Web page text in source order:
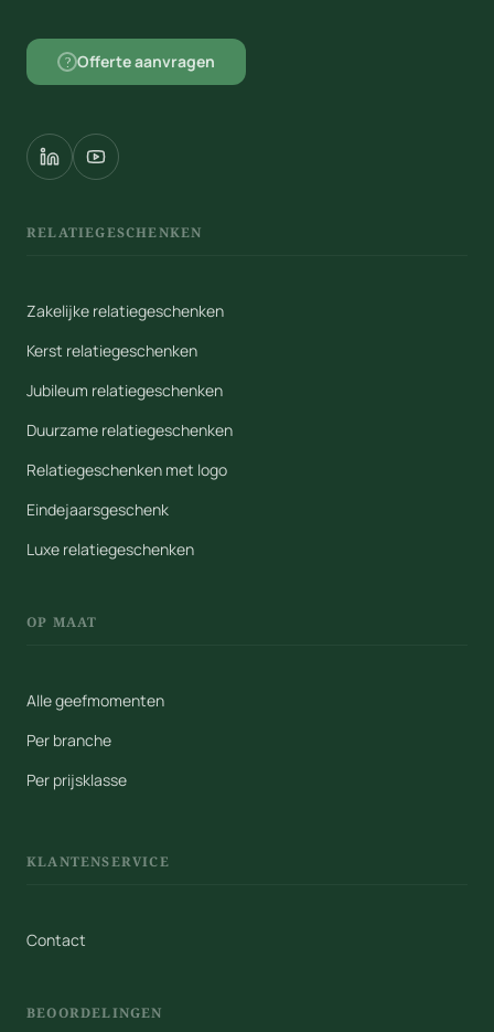
? Offerte aanvragen
RELATIEGESCHENKEN
Zakelijke relatiegeschenken
Kerst relatiegeschenken
Jubileum relatiegeschenken
Duurzame relatiegeschenken
Relatiegeschenken met logo
Eindejaarsgeschenk
Luxe relatiegeschenken
OP MAAT
Alle geefmomenten
Per branche
Per prijsklasse
KLANTENSERVICE
Contact
BEOORDELINGEN